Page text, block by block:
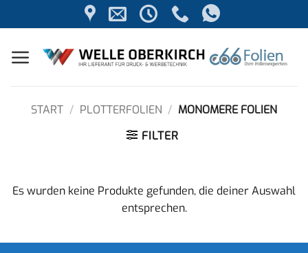
Inhalt
START / PLOTTERFOLIEN / MONOMERE FOLIEN
FILTER
Es wurden keine Produkte gefunden, die deiner Auswahl
entsprechen.